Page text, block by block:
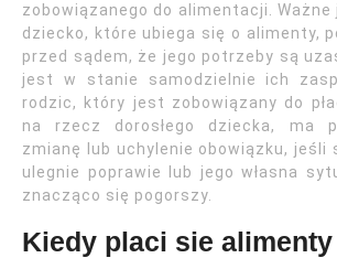
zobowiązanego do alimentacji. Ważne
dziecko, które ubiega się o alimenty,
przed sądem, że jego potrzeby są
jest w stanie samodzielnie ich
rodzic, który jest zobowiązany do
na rzecz dorosłego dziecka, ma
zmianę lub uchylenie obowiązku, jeśli
ulegnie poprawie lub jego własna
znacząco się pogorszy.
Kiedy placi sie